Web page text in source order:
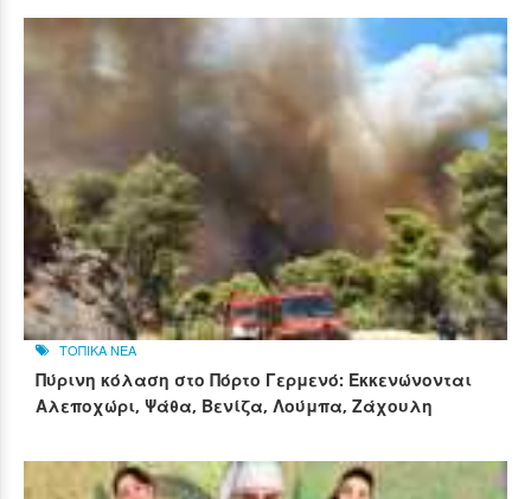
ΤΟΠΙΚΑ ΝΕΑ
Πύρινη κόλαση στο Πόρτο Γερμενό: Εκκενώνονται
Αλεποχώρι, Ψάθα, Βενίζα, Λούμπα, Ζάχουλη